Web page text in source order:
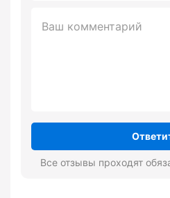
Все отзывы проходят